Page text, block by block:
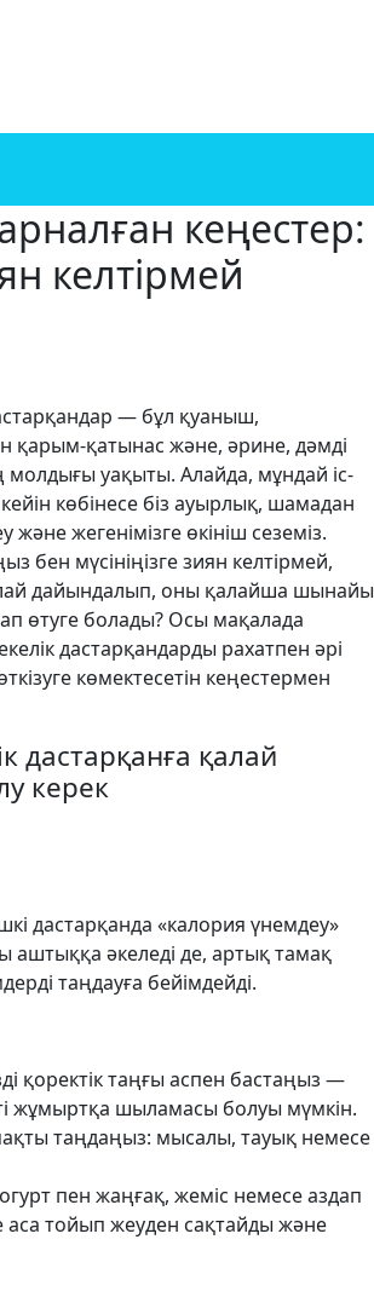
кеңестер:
келтірмей
— бұл қуаныш,
қарым-қатынас және, әрине, дәмді
молдығы уақыты. Алайда, мұндай іс-
көбінесе біз ауырлық, шамадан
және жегенімізге өкініш сеземіз.
бен мүсініңізге зиян келтірмей,
дайындалып, оны қалайша шынайы
өтуге болады? Осы мақалада
дастарқандарды рахатпен әрі
көмектесетін кеңестермен
дастарқанға қалай
керек
дастарқанда «калория үнемдеу»
аштыққа әкеледі де, артық тамақ
таңдауға бейімдейді.
қоректік таңғы аспен бастаңыз —
жұмыртқа шыламасы болуы мүмкін.
таңдаңыз: мысалы, тауық немесе
пен жаңғақ, жеміс немесе аздап
аса тойып жеуден сақтайды және